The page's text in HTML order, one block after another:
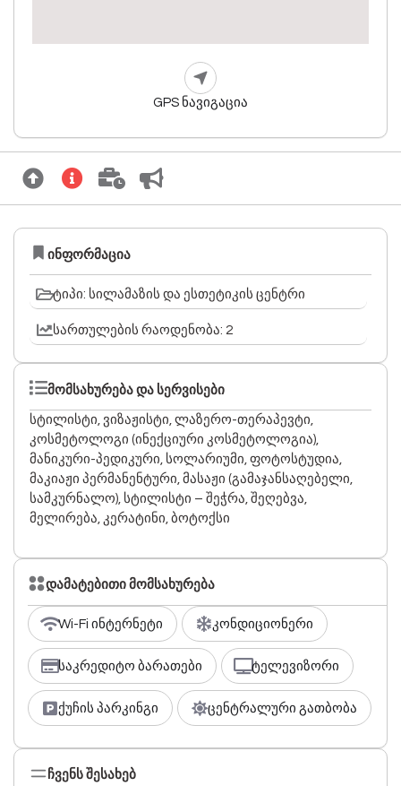
GPS ნავიგაცია
ინფორმაცია
ტიპი: სილამაზის და ესთეტიკის ცენტრი
სართულების რაოდენობა: 2
მომსახურება და სერვისები
სტილისტი, ვიზაჟისტი, ლაზერო-თერაპევტი,
კოსმეტოლოგი (ინექციური კოსმეტოლოგია),
მანიკური-პედიკური, სოლარიუმი, ფოტოსტუდია,
მაკიაჟი პერმანენტური, მასაჟი (გამაჯანსაღებელი,
სამკურნალო), სტილისტი – შეჭრა, შეღებვა,
მელირება, კერატინი, ბოტოქსი
დამატებითი მომსახურება
Wi-Fi ინტერნეტი კონდიციონერი
საკრედიტო ბარათები ტელევიზორი
ქუჩის პარკინგი ცენტრალური გათბობა
ჩვენს შესახებ